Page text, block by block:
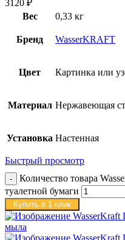
3120 ₽
Вес
0,33 кг
Бренд WasserKRAFT
Цвет Картинка или
Материал Нержавеющая
Установка Настенная
Быстрый просмотр
Количество товара
туалетной бумаги
Купить в 1 клик